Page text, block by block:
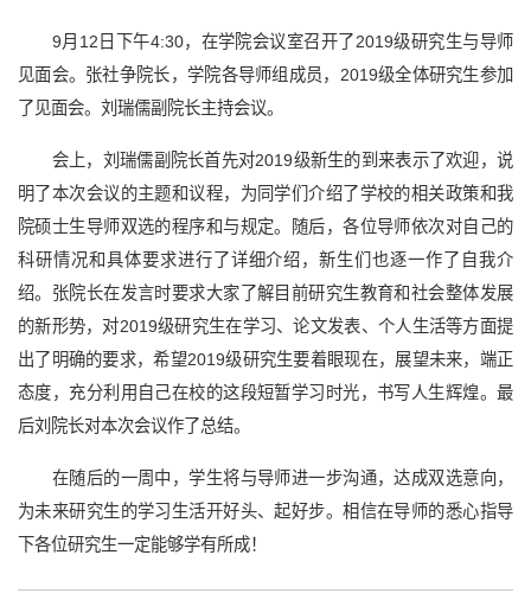
9月12日下午4:30，在学院会议室召开了2019级研究生与导师
见面会。张社争院长，学院各导师组成员，2019级全体研究生参加
了见面会。刘瑞儒副院长主持会议。
会上，刘瑞儒副院长首先对2019级新生的到来表示了欢迎，说
明了本次会议的主题和议程，为同学们介绍了学校的相关政策和我
院硕士生导师双选的程序和与规定。随后，各位导师依次对自己的
科研情况和具体要求进行了详细介绍，新生们也逐一作了自我介
绍。张院长在发言时要求大家了解目前研究生教育和社会整体发展
的新形势，对2019级研究生在学习、论文发表、个人生活等方面提
出了明确的要求，希望2019级研究生要着眼现在，展望未来，端正
态度，充分利用自己在校的这段短暂学习时光，书写人生辉煌。最
后刘院长对本次会议作了总结。
在随后的一周中，学生将与导师进一步沟通，达成双选意向，
为未来研究生的学习生活开好头、起好步。相信在导师的悉心指导
下各位研究生一定能够学有所成！